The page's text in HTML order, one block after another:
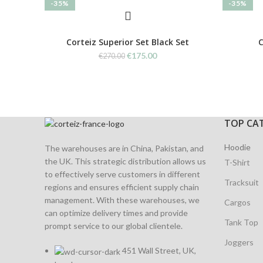
-35%
Corteiz Superior Set Black Set
€270.00 Original
€175.00Current
-35%
The warehouses are in China, Pakistan, and
the UK. This strategic distribution allows us
to effectively serve customers in different
regions and ensures efficient supply chain
management. With these warehouses, we
can optimize delivery times and provide
prompt service to our global clientele.
451 Wall Street, UK,
TOP
Hoodie
T-Shirt
Tracksuit
Cargos
Tank Top
Joggers